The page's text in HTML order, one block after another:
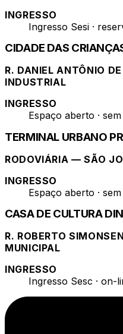
INGRESSO
Ingresso Sesi ·
CIDADE DAS
R. DANIEL ANTÔNIO
INDUSTRIAL
INGRESSO
Espaço aberto ·
TERMINAL URBANO
RODOVIÁRIA — SÃO
INGRESSO
Espaço aberto ·
CASA DE CULTURA
R. ROBERTO
MUNICIPAL
INGRESSO
Ingresso Sesc · on-